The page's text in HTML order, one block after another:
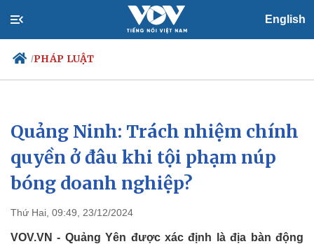
English
/PHÁP LUẬT
Chính trị
Tổ chức nhân sự
Quốc hội
Nhận diện sự thật
Xã hội
Tin 24h
Dự báo thời tiết
Giáo dục
Dấu ấn VOV
Quảng Ninh: Trách nhiệm chính
quyền ở đâu khi tội phạm núp
bóng doanh nghiệp?
Thứ Hai, 09:49, 23/12/2024
VOV.VN - Quảng Yên được xác định là địa bàn động